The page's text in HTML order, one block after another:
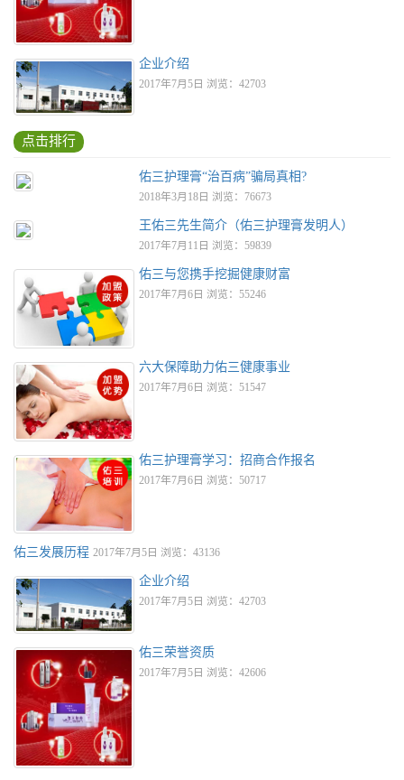
企业介绍
2017年7月5日 浏览：42703
点击排行
佑三护理膏“治百病”骗局真相?
2018年3月18日 浏览：76673
王佑三先生简介（佑三护理膏发明人）
2017年7月11日 浏览：59839
佑三与您携手挖掘健康财富
2017年7月6日 浏览：55246
六大保障助力佑三健康事业
2017年7月6日 浏览：51547
佑三护理膏学习：招商合作报名
2017年7月6日 浏览：50717
佑三发展历程 2017年7月5日 浏览：43136
企业介绍
2017年7月5日 浏览：42703
佑三荣誉资质
2017年7月5日 浏览：42606